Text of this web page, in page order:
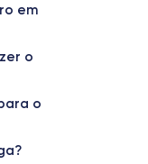
interna
em
o
o